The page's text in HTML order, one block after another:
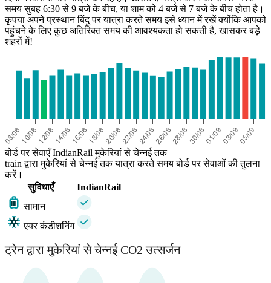
समय सुबह 6:30 से 9 बजे के बीच, या शाम को 4 बजे से 7 बजे के बीच होता है।
कृपया अपने प्रस्थान बिंदु पर यात्रा करते समय इसे ध्यान में रखें क्योंकि आपको
पहुंचने के लिए कुछ अतिरिक्त समय की आवश्यकता हो सकती है, खासकर बड़े
शहरों में!
बोर्ड पर सेवाएँ IndianRail मुकेरियां से चेन्नई तक
train द्वारा मुकेरियां से चेन्नई तक यात्रा करते समय बोर्ड पर सेवाओं की तुलना
करें।
सुविधाएँ
IndianRail
सामान
एयर कंडीशनिंग
ट्रेन द्वारा मुकेरियां से चेन्नई CO2 उत्सर्जन